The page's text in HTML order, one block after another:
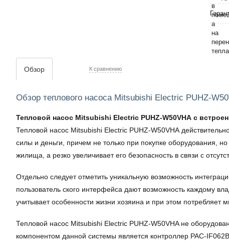
Обзор К сравнению
Обзор теплового насоса Mitsubishi Electric PUHZ-
Тепловой насос Mitsubishi Electric PUHZ-W50VHA с
Тепловой насос Mitsubishi Electric PUHZ-W50VHA
силы и деньги, причем не только при покупке оборудования,
жилища, а резко увеличивает его безопасность в связи с
Отдельно следует отметить уникальную возможность
пользователь ского интерфейса дают возможность каждому
учитывает особенности жизни хозяина и при этом потребляет
Тепловой насос Mitsubishi Electric PUHZ-W50VHA не
компонентом данной системы является контроллер PAC-